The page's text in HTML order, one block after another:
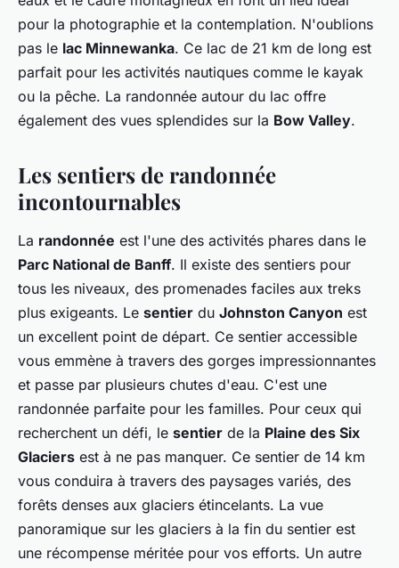
pour la photographie et la contemplation. N'oublions
pas le lac Minnewanka. Ce lac de 21 km de long est
parfait pour les activités nautiques comme le kayak
ou la pêche. La randonnée autour du lac offre
également des vues splendides sur la Bow Valley.
Les sentiers de randonnée
incontournables
La randonnée est l'une des activités phares dans le
Parc National de Banff. Il existe des sentiers pour
tous les niveaux, des promenades faciles aux treks
plus exigeants. Le sentier du Johnston Canyon est
un excellent point de départ. Ce sentier accessible
vous emmène à travers des gorges impressionnantes
et passe par plusieurs chutes d'eau. C'est une
randonnée parfaite pour les familles. Pour ceux qui
recherchent un défi, le sentier de la Plaine des Six
Glaciers est à ne pas manquer. Ce sentier de 14 km
vous conduira à travers des paysages variés, des
forêts denses aux glaciers étincelants. La vue
panoramique sur les glaciers à la fin du sentier est
une récompense méritée pour vos efforts. Un autre